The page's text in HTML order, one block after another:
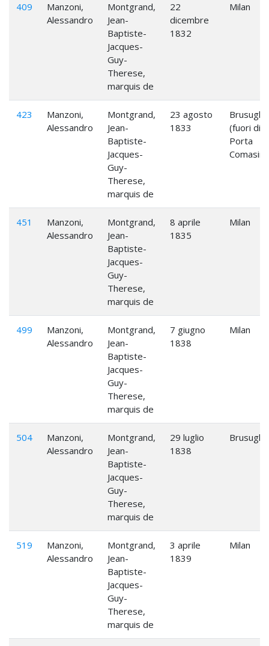
409
Manzoni,
Alessandro
Montgrand,
Jean-
Baptiste-
Jacques-
Guy-
Therese,
marquis de
22
dicembre
1832
Milan
423
Manzoni,
Alessandro
Montgrand,
Jean-
Baptiste-
Jacques-
Guy-
Therese,
marquis de
23 agosto
1833
Brusuglio
(fuori di
Porta
451
Manzoni,
Alessandro
Montgrand,
Jean-
Baptiste-
Jacques-
Guy-
Therese,
marquis de
8 aprile
1835
Milan
499
Manzoni,
Alessandro
Montgrand,
Jean-
Baptiste-
Jacques-
Guy-
Therese,
marquis de
7 giugno
1838
Milan
504
Manzoni,
Alessandro
Montgrand,
Jean-
Baptiste-
Jacques-
Guy-
Therese,
marquis de
29 luglio
1838
Brusuglio
519
Manzoni,
Alessandro
Montgrand,
Jean-
Baptiste-
Jacques-
Guy-
Therese,
marquis de
3 aprile
1839
Milan